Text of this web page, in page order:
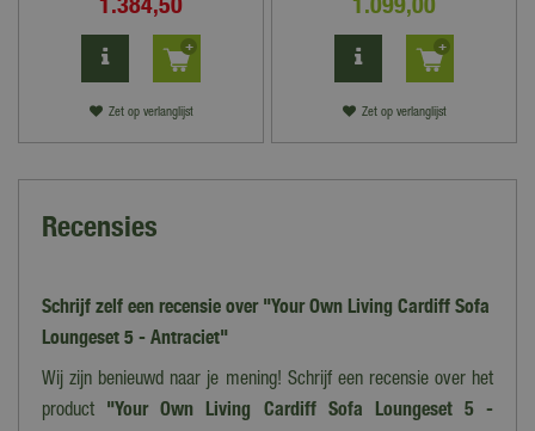
Zet op verlanglijst Zet op verlanglijst
Recensies
Schrijf zelf een recensie over "Your Own Living Cardiff Sofa
Loungeset 5 - Antraciet"
Wij zijn benieuwd naar je mening! Schrijf een recensie over het
product "Your Own Living Cardiff Sofa Loungeset 5 -